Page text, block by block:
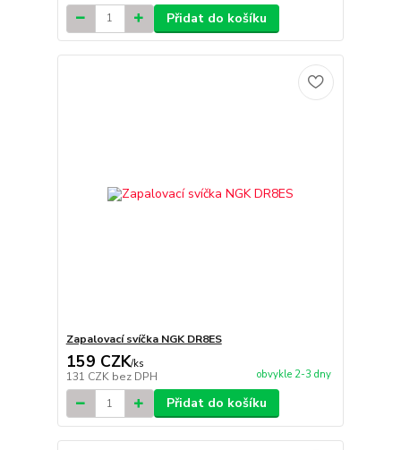
Přidat do košíku
Zapalovací svíčka NGK DR8ES
159 CZK/ks
131 CZK bez DPH obvykle 2-3 dny
Přidat do košíku